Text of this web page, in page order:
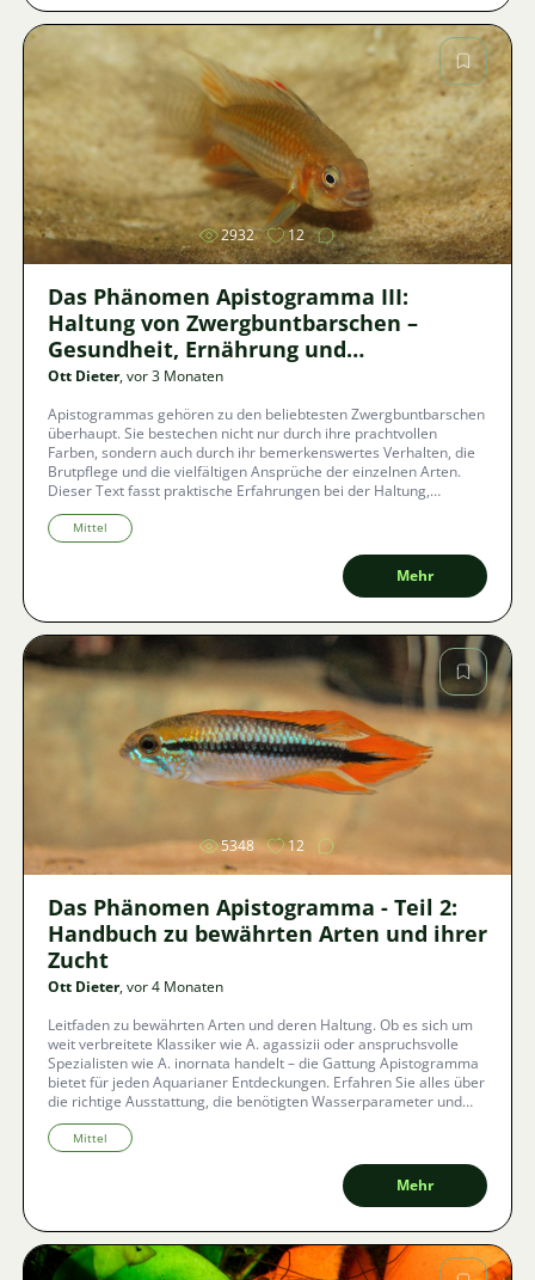
Bild
2932 12
Das Phänomen Apistogramma III:
Haltung von Zwergbuntbarschen –
Gesundheit, Ernährung und
Vermehrung
Ott Dieter, vor 3 Monaten
Apistogrammas gehören zu den beliebtesten Zwergbuntbarschen
überhaupt. Sie bestechen nicht nur durch ihre prachtvollen
Farben, sondern auch durch ihr bemerkenswertes Verhalten, die
Brutpflege und die vielfältigen Ansprüche der einzelnen Arten.
Dieser Text fasst praktische Erfahrungen bei der Haltung,
Krankheitsprävention, Aufzucht und Ernährung zusammen und
zeigt, warum diese Buntbarsche für Aquarianer so reizvoll sind.
Mittel
Mehr
Bild
5348 12
Das Phänomen Apistogramma - Teil 2:
Handbuch zu bewährten Arten und ihrer
Zucht
Ott Dieter, vor 4 Monaten
Leitfaden zu bewährten Arten und deren Haltung. Ob es sich um
weit verbreitete Klassiker wie A. agassizii oder anspruchsvolle
Spezialisten wie A. inornata handelt – die Gattung Apistogramma
bietet für jeden Aquarianer Entdeckungen. Erfahren Sie alles über
die richtige Ausstattung, die benötigten Wasserparameter und
warum gerade unauffällige Arten manchmal die interessantesten
Geschichten erzählen.
Mittel
Mehr